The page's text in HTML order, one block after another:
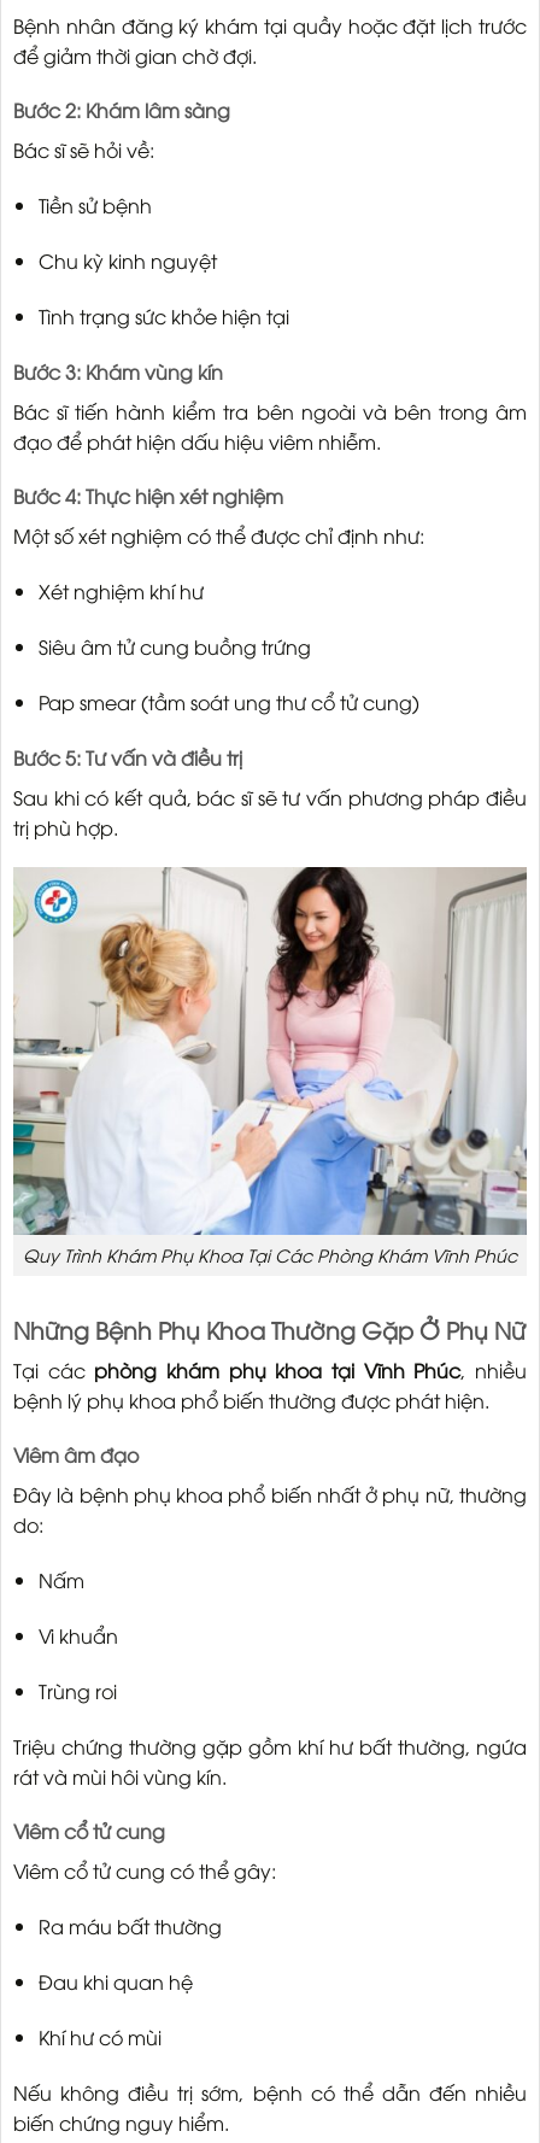
Bệnh nhân đăng ký khám tại quầy hoặc đặt lịch trước
để giảm thời gian chờ đợi.
Bước 2: Khám lâm sàng
Bác sĩ sẽ hỏi về:
Tiền sử bệnh
Chu kỳ kinh nguyệt
Tình trạng sức khỏe hiện tại
Bước 3: Khám vùng kín
Bác sĩ tiến hành kiểm tra bên ngoài và bên trong âm
đạo để phát hiện dấu hiệu viêm nhiễm.
Bước 4: Thực hiện xét nghiệm
Một số xét nghiệm có thể được chỉ định như:
Xét nghiệm khí hư
Siêu âm tử cung buồng trứng
Pap smear (tầm soát ung thư cổ tử cung)
Bước 5: Tư vấn và điều trị
Sau khi có kết quả, bác sĩ sẽ tư vấn phương pháp điều
trị phù hợp.
Quy Trình Khám Phụ Khoa Tại Các Phòng Khám Vĩnh Phúc
Những Bệnh Phụ Khoa Thường Gặp Ở Phụ Nữ
Tại các phòng khám phụ khoa tại Vĩnh Phúc, nhiều
bệnh lý phụ khoa phổ biến thường được phát hiện.
Viêm âm đạo
Đây là bệnh phụ khoa phổ biến nhất ở phụ nữ, thường
do:
Nấm
Vi khuẩn
Trùng roi
Triệu chứng thường gặp gồm khí hư bất thường, ngứa
rát và mùi hôi vùng kín.
Viêm cổ tử cung
Viêm cổ tử cung có thể gây:
Ra máu bất thường
Đau khi quan hệ
Khí hư có mùi
Nếu không điều trị sớm, bệnh có thể dẫn đến nhiều
biến chứng nguy hiểm.